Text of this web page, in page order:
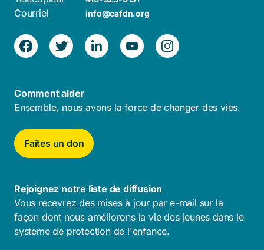
Courriel info@cafdn.org
Comment aider
Ensemble, nous avons la force de changer des vies.
Faites un don
Rejoignez notre liste de diffusion
Vous recevrez des mises à jour par e-mail sur la
façon dont nous améliorons la vie des jeunes dans le
système de protection de l'enfance.